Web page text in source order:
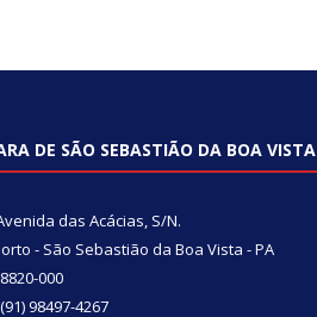
DE SÃO SEBASTIÃO DA BOA VISTA
das Acácias, S/N.
- São Sebastião da Boa Vista - PA
000
98497-4267